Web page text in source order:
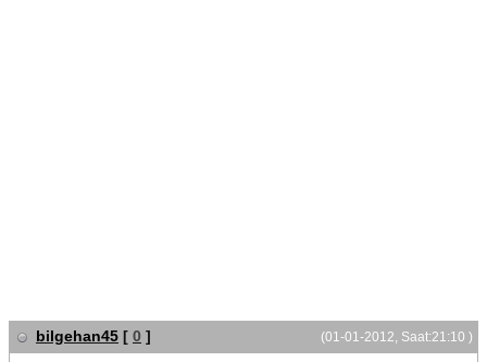
(01-01-2012, Saat:21:10 )
bilgehan45 [ 0 ]